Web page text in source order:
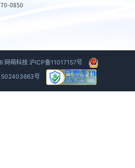
0850
网萌科技 沪ICP备11017157号
号